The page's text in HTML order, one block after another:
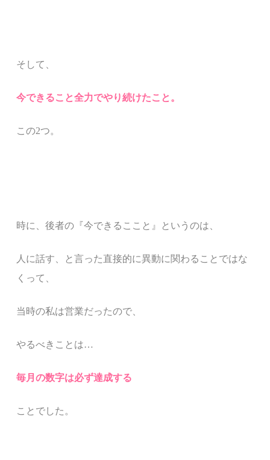
そして、
今できること全力でやり続けたこと。
この2つ。
時に、後者の『今できるここと』というのは、
人に話す、と言った直接的に異動に関わることではな
くって、
当時の私は営業だったので、
やるべきことは…
毎月の数字は必ず達成する
ことでした。